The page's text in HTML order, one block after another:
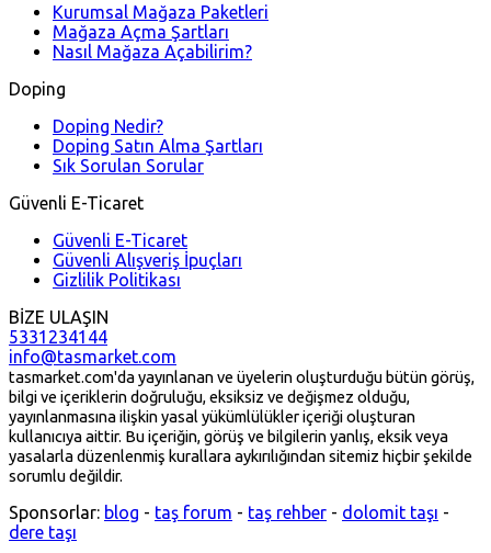
Kurumsal Mağaza Paketleri
Mağaza Açma Şartları
Nasıl Mağaza Açabilirim?
Doping
Doping Nedir?
Doping Satın Alma Şartları
Sık Sorulan Sorular
Güvenli E-Ticaret
Güvenli E-Ticaret
Güvenli Alışveriş İpuçları
Gizlilik Politikası
BİZE ULAŞIN
5331234144
info@tasmarket.com
tasmarket.com'da yayınlanan ve üyelerin oluşturduğu bütün görüş,
bilgi ve içeriklerin doğruluğu, eksiksiz ve değişmez olduğu,
yayınlanmasına ilişkin yasal yükümlülükler içeriği oluşturan
kullanıcıya aittir. Bu içeriğin, görüş ve bilgilerin yanlış, eksik veya
yasalarla düzenlenmiş kurallara aykırılığından sitemiz hiçbir şekilde
sorumlu değildir.
Sponsorlar: blog - taş forum - taş rehber - dolomit taşı -
dere taşı